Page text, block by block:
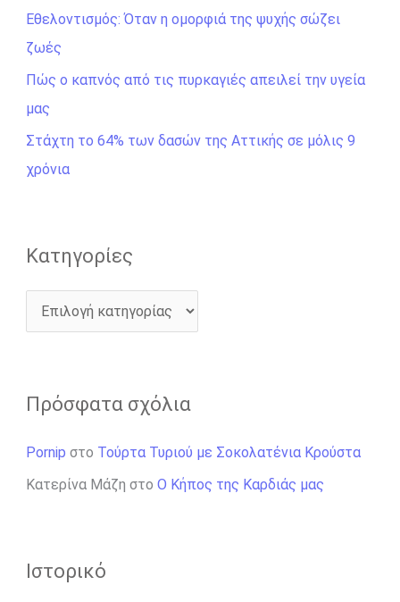
η
σ
η
γ
ι
α
Εθελοντισμός: Όταν η ομορφιά της ψυχής σώζει
ζωές
Πώς ο καπνός από τις πυρκαγιές απειλεί την υγεία
μας
Στάχτη το 64% των δασών της Αττικής σε μόλις 9
χρόνια
Kατηγορίες
Πρόσφατα σχόλια
Pornip στο Τούρτα Τυριού με Σοκολατένια Κρούστα
Κατερίνα Μάζη στο Ο Κήπος της Καρδιάς μας
Ιστορικό